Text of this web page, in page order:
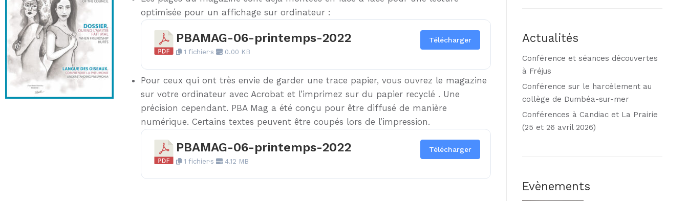
optimisée pour un affichage sur ordinateur :
PBAMAG-06-printemps-2022
1 fichier·s 0.00 KB
Télécharger
Pour ceux qui ont très envie de garder une trace papier, vous ouvrez le magazine
sur votre ordinateur avec Acrobat et l’imprimez sur du papier recyclé . Une
précision cependant. PBA Mag a été conçu pour être diffusé de manière
numérique. Certains textes peuvent être coupés lors de l’impression.
PBAMAG-06-printemps-2022
1 fichier·s 4.12 MB
Télécharger
Actualités
Conférence et séances découvertes
à Fréjus
Conférence sur le harcèlement au
collège de Dumbéa-sur-mer
Conférences à Candiac et La Prairie
(25 et 26 avril 2026)
Evènements